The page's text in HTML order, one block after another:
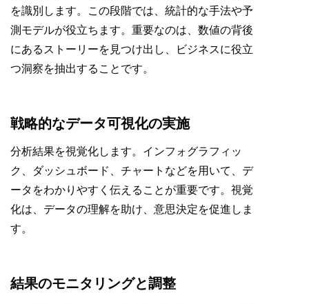
を識別します。この段階では、統計的な手法や予
測モデルが役立ちます。重要なのは、数値の背後
にあるストーリーを見つけ出し、ビジネスに役立
つ洞察を抽出することです。
戦略的なデータ可視化の実施
分析結果を視覚化します。インフォグラフィッ
ク、ダッシュボード、チャートなどを用いて、デ
ータをわかりやすく伝えることが重要です。視覚
化は、データの理解を助け、意思決定を促進しま
す。
結果のモニタリングと調整